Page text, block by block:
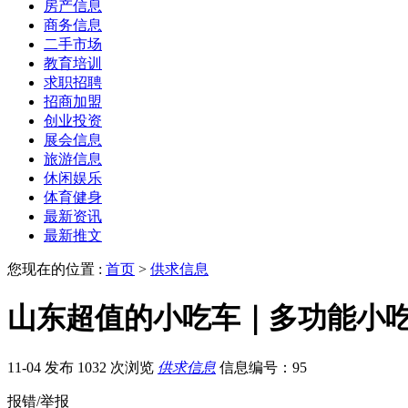
房产信息
商务信息
二手市场
教育培训
求职招聘
招商加盟
创业投资
展会信息
旅游信息
休闲娱乐
体育健身
最新资讯
最新推文
您现在的位置 : 首页 > 供求信息
山东超值的小吃车｜多功能小
11-04 发布 1032 次浏览 供求信息 信息编号：95
报错/举报